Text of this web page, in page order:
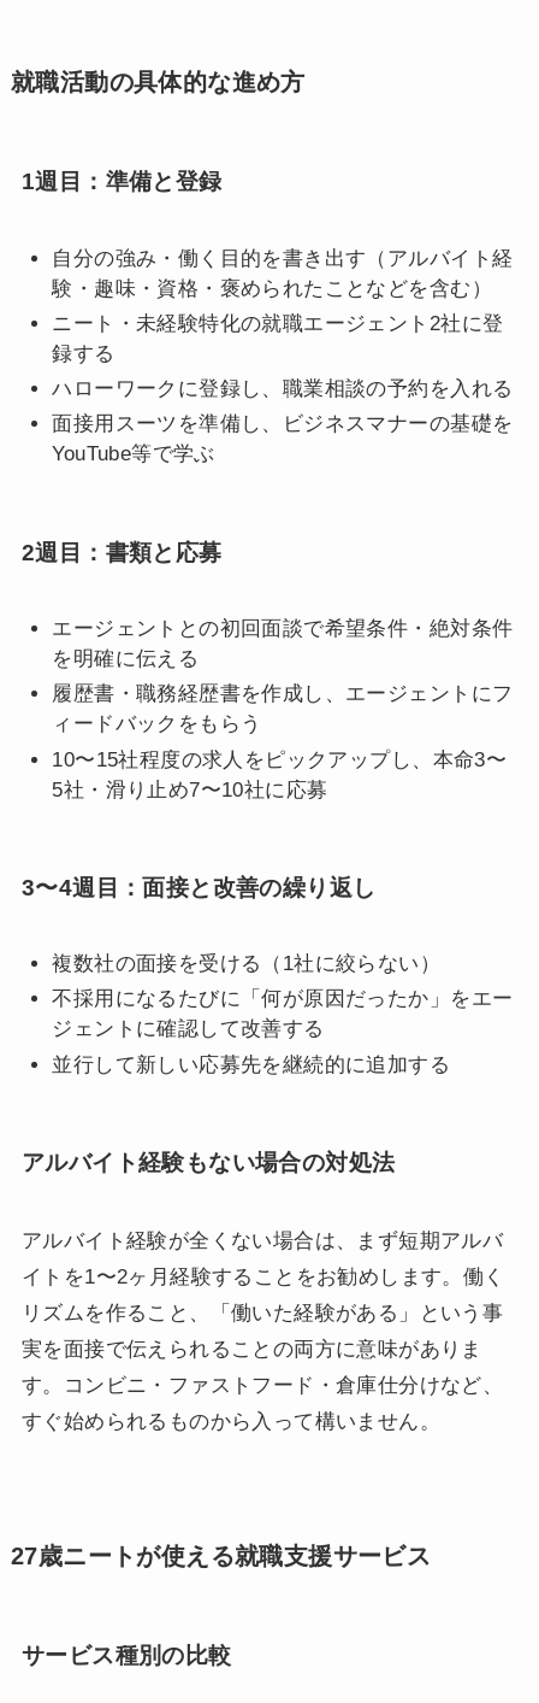
就職活動の具体的な進め方
1週目：準備と登録
自分の強み・働く目的を書き出す（アルバイト経
験・趣味・資格・褒められたことなどを含む）
ニート・未経験特化の就職エージェント2社に登
録する
ハローワークに登録し、職業相談の予約を入れる
面接用スーツを準備し、ビジネスマナーの基礎を
YouTube等で学ぶ
2週目：書類と応募
エージェントとの初回面談で希望条件・絶対条件
を明確に伝える
履歴書・職務経歴書を作成し、エージェントにフ
ィードバックをもらう
10〜15社程度の求人をピックアップし、本命3〜
5社・滑り止め7〜10社に応募
3〜4週目：面接と改善の繰り返し
複数社の面接を受ける（1社に絞らない）
不採用になるたびに「何が原因だったか」をエー
ジェントに確認して改善する
並行して新しい応募先を継続的に追加する
アルバイト経験もない場合の対処法
アルバイト経験が全くない場合は、まず短期アルバ
イトを1〜2ヶ月経験することをお勧めします。働く
リズムを作ること、「働いた経験がある」という事
実を面接で伝えられることの両方に意味がありま
す。コンビニ・ファストフード・倉庫仕分けなど、
すぐ始められるものから入って構いません。
27歳ニートが使える就職支援サービス
サービス種別の比較